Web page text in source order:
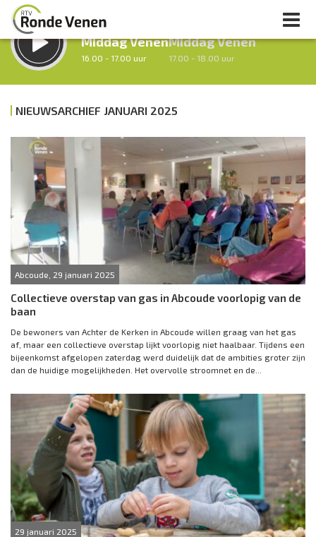
LUISTER LIVE:
Middag Venen
16.00 - 17.00 uur
Middag Venen
17.00 - 18.00 uur
Vorig uur Volgend uur
Inklappen
NIEUWSARCHIEF JANUARI 2025
Abcoude, 29 januari 2025
Collectieve overstap van gas in Abcoude voorlopig van de
baan
De bewoners van Achter de Kerken in Abcoude willen graag van het gas
af, maar een collectieve overstap lijkt voorlopig niet haalbaar. Tijdens een
bijeenkomst afgelopen zaterdag werd duidelijk dat de ambities groter zijn
dan de huidige mogelijkheden. Het overvolle stroomnet en de...
29 januari 2025